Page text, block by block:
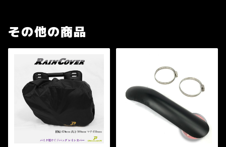
その他の商品